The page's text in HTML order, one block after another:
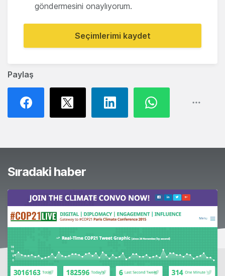
Paylaş
göndermesini onaylıyorum.
Seçimlerimi kaydet
Bunlar ilginizi çekebilir